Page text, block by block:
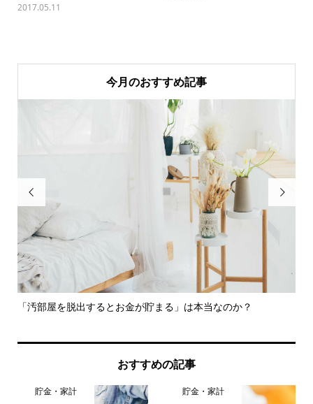
2017.05.11
今月のおすすめ記事

「汚部屋を脱出するとお金が貯まる」は本当なのか？

おすすめの記事
貯金・家計 貯金・家計